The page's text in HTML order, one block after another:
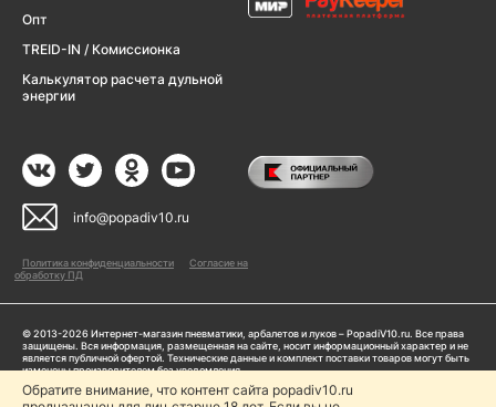
Опт
TREID-IN / Комиссионка
Калькулятор расчета дульной
энергии
info@popadiv10.ru
Политика конфиденциальности
Согласие на
обработку ПД
© 2013-2026 Интернет-магазин пневматики, арбалетов и луков – PopadiV10.ru. Все права
защищены. Вся информация, размещенная на сайте, носит информационный характер и не
является публичной офертой. Технические данные и комплект поставки товаров могут быть
изменены производителем без уведомления
Пользуясь сайтом Popadiv10.ru, пользователь автоматически соглашается с условиями,
Обратите внимание, что контент сайта popadiv10.ru